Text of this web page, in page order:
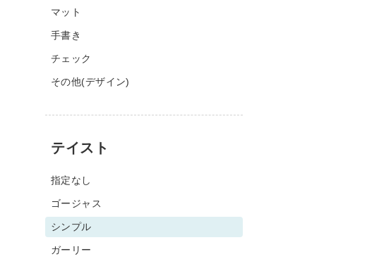
マット
手書き
チェック
その他(デザイン)
テイスト
指定なし
ゴージャス
シンプル
ガーリー